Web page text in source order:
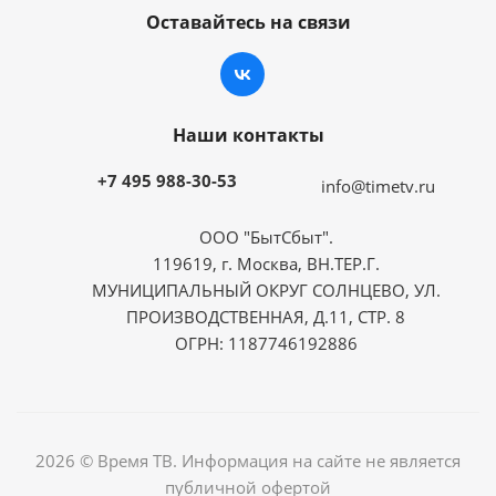
Оставайтесь на связи
Наши контакты
+7 495 988-30-53 info@timetv.ru
ООО "БытСбыт".
119619, г. Москва, ВН.ТЕР.Г.
МУНИЦИПАЛЬНЫЙ ОКРУГ СОЛНЦЕВО, УЛ.
ПРОИЗВОДСТВЕННАЯ, Д.11, СТР. 8
ОГРН: 1187746192886
2026 © Время ТВ. Информация на сайте не является
публичной офертой